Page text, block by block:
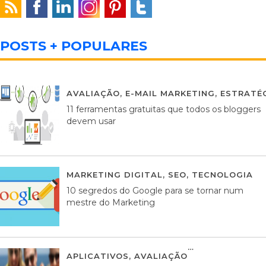
POSTS + POPULARES
AVALIAÇÃO, E-MAIL MARKETING,
11 ferramentas gratuitas que todos os bloggers
devem usar
MARKETING DIGITAL, SEO, TECNOLOGIA
10 segredos do Google para se tornar num
mestre do Marketing
APLICATIVOS, AVALIAÇÃO